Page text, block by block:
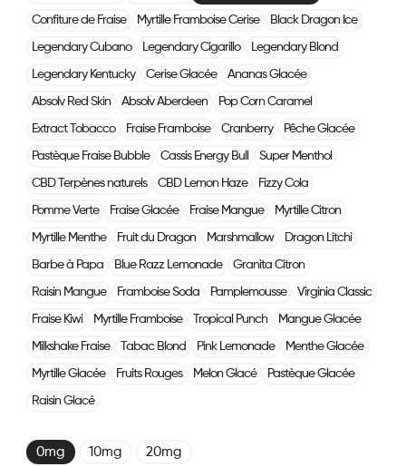
Confiture de Fraise Myrtille Framboise Cerise Black Dragon Ice
Legendary Cubano Legendary Cigarillo Legendary Blond
Legendary Kentucky Cerise Glacée Ananas Glacée
Absolv Red Skin Absolv Aberdeen Pop Corn Caramel
Extract Tobacco Fraise Framboise Cranberry Pêche Glacée
Pastèque Fraise Bubble Cassis Energy Bull Super Menthol
CBD Terpènes naturels CBD Lemon Haze Fizzy Cola
Pomme Verte Fraise Glacée Fraise Mangue Myrtille Citron
Myrtille Menthe Fruit du Dragon Marshmallow Dragon Litchi
Barbe à Papa Blue Razz Lemonade Granita Citron
Raisin Mangue Framboise Soda Pamplemousse Virginia Classic
Fraise Kiwi Myrtille Framboise Tropical Punch Mangue Glacée
Milkshake Fraise Tabac Blond Pink Lemonade Menthe Glacée
Myrtille Glacée Fruits Rouges Melon Glacé Pastèque Glacée
Raisin Glacé
0mg 10mg 20mg